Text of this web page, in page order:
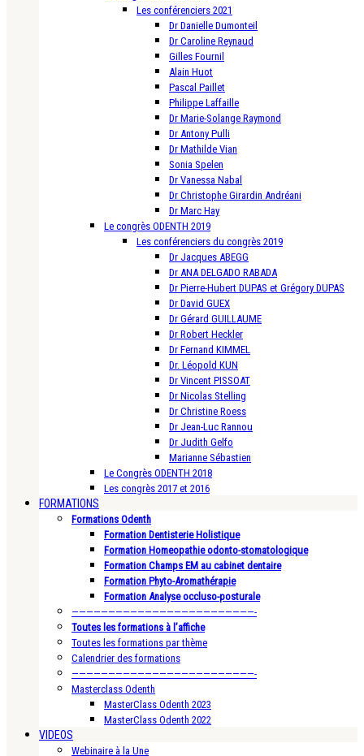
Les conférenciers 2021
Dr Danielle Dumonteil
Dr Caroline Reynaud
Gilles Fournil
Alain Huot
Pascal Paillet
Philippe Laffaille
Dr Marie-Solange Raymond
Dr Antony Pulli
Dr Mathilde Vian
Sonia Spelen
Dr Vanessa Nabal
Dr Christophe Girardin Andréani
Dr Marc Hay
Le congrès ODENTH 2019
Les conférenciers du congrès 2019
Dr Jacques ABEGG
Dr ANA DELGADO RABADA
Dr Pierre-Hubert DUPAS et Grégory DUPAS
Dr David GUEX
Dr Gérard GUILLAUME
Dr Robert Heckler
Dr Fernand KIMMEL
Dr. Léopold KUN
Dr Vincent PISSOAT
Dr Nicolas Stelling
Dr Christine Roess
Dr Jean-Luc Rannou
Dr Judith Gelfo
Marianne Sébastien
Le Congrès ODENTH 2018
Les congrès 2017 et 2016
FORMATIONS
Formations Odenth
Formation Dentisterie Holistique
Formation Homeopathie odonto-stomatologique
Formation Champs EM au cabinet dentaire
Formation Phyto-Aromathérapie
Formation Analyse occluso-posturale
—————————————————————————-
Toutes les formations à l’affiche
Toutes les formations par thème
Calendrier des formations
—————————————————————————-
Masterclass Odenth
MasterClass Odenth 2023
MasterClass Odenth 2022
VIDEOS
Webinaire à la Une